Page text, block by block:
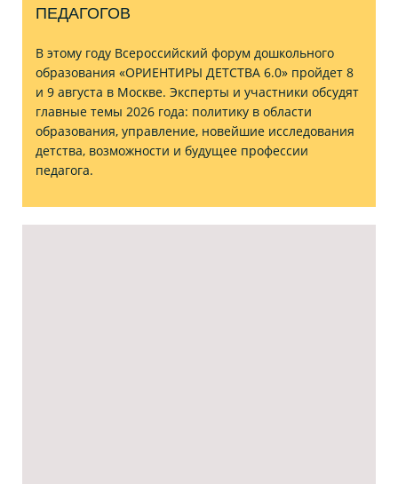
ПЕДАГОГОВ
В этому году Всероссийский форум дошкольного
образования «ОРИЕНТИРЫ ДЕТСТВА 6.0» пройдет 8
и 9 августа в Москве. Эксперты и участники обсудят
главные темы 2026 года: политику в области
образования, управление, новейшие исследования
детства, возможности и будущее профессии
педагога.